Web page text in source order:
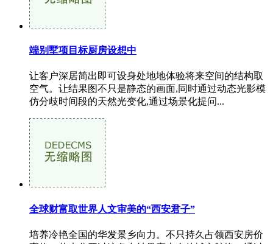
端别墅项目标厨房设想中
让客户深居简出即可设身处地地体验将来空间的结构取
空气。让结果图不只是静态的画面,同时通过动态光影模
仿分歧时间段的天然光变化,通过场景化提问...
全球财富取世界人文审美的“西安君子”
培养冷艳全国的华发景乡向力。不只持久占领西安房价